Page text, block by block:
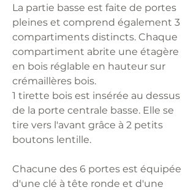
La partie basse est faite de portes
pleines et comprend également 3
compartiments distincts. Chaque
compartiment abrite une étagère
en bois réglable en hauteur sur
crémaillères bois.
1 tirette bois est insérée au dessus
de la porte centrale basse. Elle se
tire vers l'avant grâce à 2 petits
boutons lentille.
Chacune des 6 portes est équipée
d'une clé à tête ronde et d'une